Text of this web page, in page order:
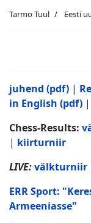
Tarmo Tuul Eesti
juhend (pdf) |
in English (pdf) |
Chess-Results:
| kiirturniir
LIVE:välkturniir
ERR Sport:
Armeeniasse"